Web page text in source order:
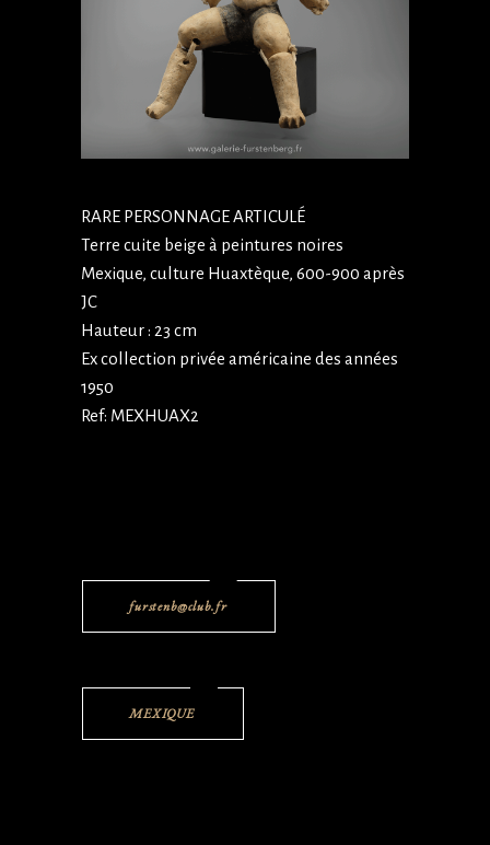
RARE PERSONNAGE ARTICULÉ
Terre cuite beige à peintures noires
Mexique, culture Huaxtèque, 600-900 après
JC
Hauteur : 23 cm
Ex collection privée américaine des années
1950
Ref: MEXHUAX2
furstenb@club.fr
MEXIQUE